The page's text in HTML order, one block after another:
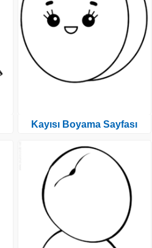
Kayısı Boyama Sayfası